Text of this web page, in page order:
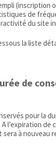
(inscription
de
du site
la liste
de
pour la
l’expiration de
à nouveau